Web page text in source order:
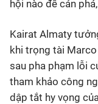
hội nào để cản
Kairat Almaty
khi trọng tài
sau pha phạm lỗi
tham khảo công
dập tắt hy vọng